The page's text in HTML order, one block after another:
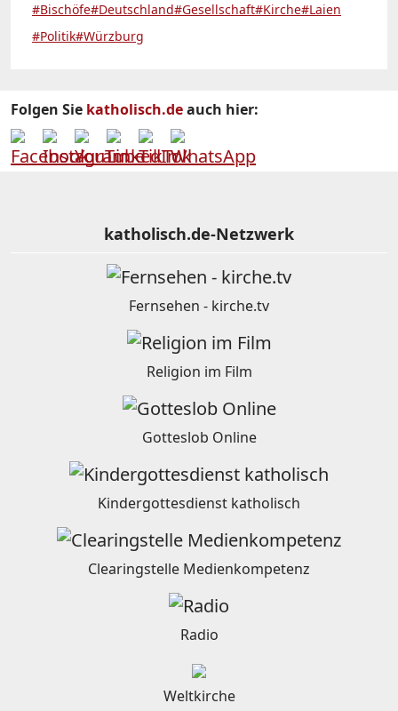
#Bischöfe#Deutschland#Gesellschaft#Kirche#Laien
#Politik#Würzburg
Folgen Sie katholisch.deauch hier:
katholisch.de-Netzwerk
Fernsehen - kirche.tv
Religion im Film
Gotteslob Online
Kindergottesdienst katholisch
Clearingstelle Medienkompetenz
Radio
Weltkirche